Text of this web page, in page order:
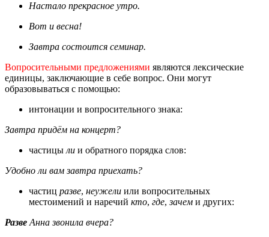
Настало прекрасное утро.
Вот и весна!
Завтра состоится семинар.
Вопросительными предложениями являются лексические
единицы, заключающие в себе вопрос. Они могут
образовываться с помощью:
интонации и вопросительного знака:
Завтра придём на концерт?
частицы ли и обратного порядка слов:
Удобно ли вам завтра приехать?
частиц разве, неужели или вопросительных
местоимений и наречий кто, где,зачем и других:
Разве Анна звонила вчера?